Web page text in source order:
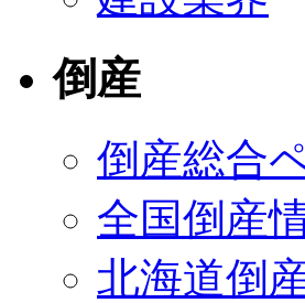
倒産
倒産総合
全国倒産
北海道倒